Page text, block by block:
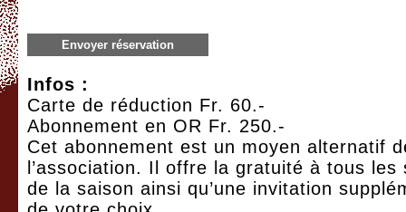
Envoyer réservation
Infos :
Carte de réduction Fr. 60.-
Abonnement en OR Fr. 250.-
Cet abonnement est un moyen alternatif
l’association. Il offre la gratuité à tous les
de la saison ainsi qu’une invitation